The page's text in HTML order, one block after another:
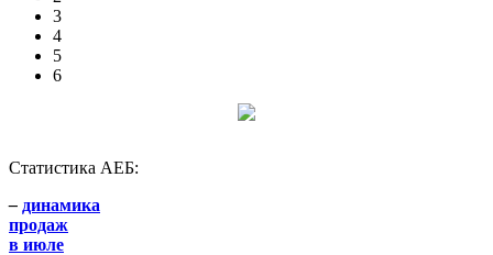
3
4
5
6
Статистика АЕБ:
– динамика
продаж
в июле